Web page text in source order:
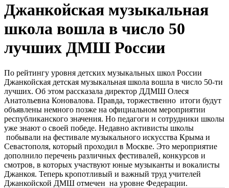
Джанкойская музыкальная
школа вошла в число 50
лучших ДМШ России
По рейтингу уровня детских музыкальных школ России
Джанкойская детская музыкальная школа вошла в число 50-ти
лучших. Об этом рассказала директор ДДМШ Олеся
Анатольевна Коновалова. Правда, торжественно итоги будут
объявлены немного позже на официальном мероприятии
республиканского значения. Но педагоги и сотрудники школы
уже знают о своей победе. Недавно активисты школы
побывали на фестивале музыкального искусства Крыма и
Севастополя, который проходил в Москве. Это мероприятие
дополнило перечень различных фестивалей, конкурсов и
смотров, в которых участвуют юные музыканты и вокалисты
Джанкоя. Теперь кропотливый и важный труд учителей
Джанкойской ДМШ отмечен на уровне Федерации.